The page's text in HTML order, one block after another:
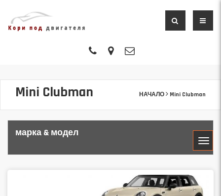
Mini Clubman НАЧАЛО Mini Clubman
марка & модел